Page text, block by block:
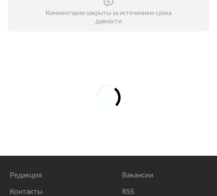
Комментарии закрыты за истечением срока
давности
Редакция
Контакты
Вакансии
RSS